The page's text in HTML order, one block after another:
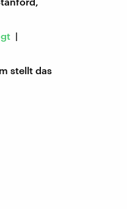
|
stellt das